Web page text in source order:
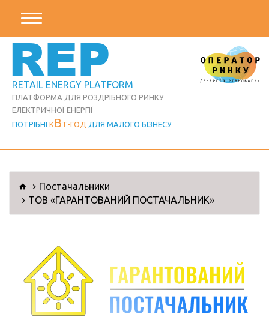
REP
RETAIL ENERGY PLATFORM
ПЛАТФОРМА ДЛЯ РОЗДРІБНОГО РИНКУ
ЕЛЕКТРИЧНОЇ ЕНЕРГІЇ
ПОТРІБНІ К ВТ ГОД ДЛЯ МАЛОГО БІЗНЕСУ
Постачальники
ТОВ «ГАРАНТОВАНИЙ ПОСТАЧАЛЬНИК»